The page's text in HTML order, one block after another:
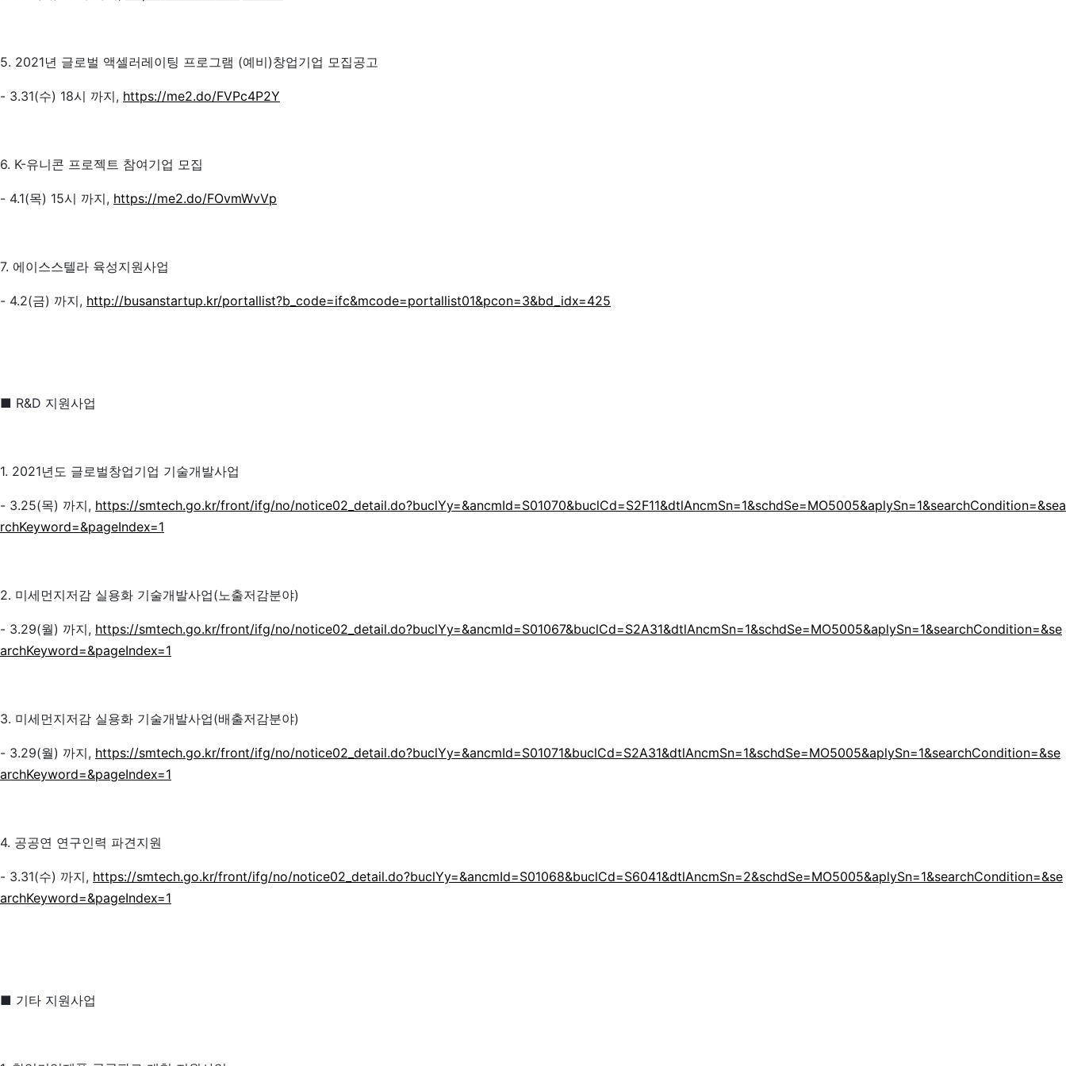
5. 2021년 글로벌 액셀러레이팅 프로그램 (예비)창업기업 모집공고
- 3.31(수) 18시 까지, https://me2.do/FVPc4P2Y
6. K-유니콘 프로젝트 참여기업 모집
- 4.1(목) 15시 까지, https://me2.do/FOvmWvVp
7. 에이스스텔라 육성지원사업
- 4.2(금) 까지, http://busanstartup.kr/portallist?b_code=ifc&mcode=portallist01&pcon=3&bd_idx=425
■ R&D 지원사업
1. 2021년도 글로벌창업기업 기술개발사업
- 3.25(목) 까지, https://smtech.go.kr/front/ifg/no/notice02_detail.do?buclYy=&ancmId=S01070&buclCd=S2F11&dtlAncmSn=1&schdSe=MO5005&aplySn=1&searchCondition=&sea
rchKeyword=&pageIndex=1
2. 미세먼지저감 실용화 기술개발사업(노출저감분야)
- 3.29(월) 까지, https://smtech.go.kr/front/ifg/no/notice02_detail.do?buclYy=&ancmId=S01067&buclCd=S2A31&dtlAncmSn=1&schdSe=MO5005&aplySn=1&searchCondition=&se
archKeyword=&pageIndex=1
3. 미세먼지저감 실용화 기술개발사업(배출저감분야)
- 3.29(월) 까지, https://smtech.go.kr/front/ifg/no/notice02_detail.do?buclYy=&ancmId=S01071&buclCd=S2A31&dtlAncmSn=1&schdSe=MO5005&aplySn=1&searchCondition=&se
archKeyword=&pageIndex=1
4. 공공연 연구인력 파견지원
- 3.31(수) 까지, https://smtech.go.kr/front/ifg/no/notice02_detail.do?buclYy=&ancmId=S01068&buclCd=S6041&dtlAncmSn=2&schdSe=MO5005&aplySn=1&searchCondition=&se
archKeyword=&pageIndex=1
■ 기타 지원사업